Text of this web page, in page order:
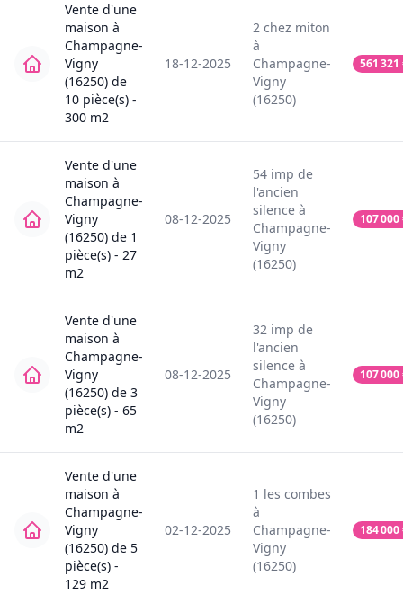
Vente d'une
maison à
Champagne-
Vigny
(16250) de
10 pièce(s) -
300 m2
18-12-2025
2 chez miton
à
Champagne-
Vigny
(16250)
561 321
Vente d'une
maison à
Champagne-
Vigny
(16250) de 1
pièce(s) - 27
m2
08-12-2025
54 imp de
l'ancien
silence à
Champagne-
Vigny
(16250)
107 000
Vente d'une
maison à
Champagne-
Vigny
(16250) de 3
pièce(s) - 65
m2
08-12-2025
32 imp de
l'ancien
silence à
Champagne-
Vigny
(16250)
107 000
Vente d'une
maison à
Champagne-
Vigny
(16250) de 5
pièce(s) -
129 m2
02-12-2025
1 les combes
à
Champagne-
Vigny
(16250)
184 000